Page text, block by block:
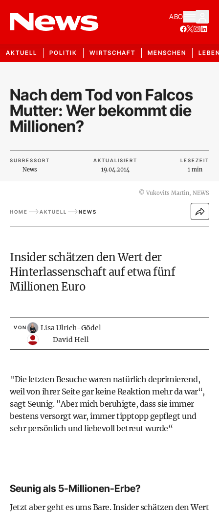
ABO
AKTUELL POLITIK WIRTSCHAFT MENSCHEN
Nach dem Tod von Falcos
Mutter: Wer bekommt die
Millionen?
SUBRESSORT
News
AKTUALISIERT
19.04.2014
LESEZEIT
1 min
© Vukovits Martin, NEWS
HOME AKTUELL NEWS
Insider schätzen den Wert der
Hinterlassenschaft auf etwa fünf
Millionen Euro
VON
Lisa Ulrich-Gödel
David Hell
"Die letzten Besuche waren natürlich deprimierend,
weil von ihrer Seite gar keine Reaktion mehr da war“,
sagt Seunig. "Aber mich beruhigte, dass sie immer
bestens versorgt war, immer tipptopp gepflegt und
sehr persönlich und liebevoll betreut wurde“
Seunig als 5-Millionen-Erbe?
Jetzt aber geht es ums Bare. Insider schätzen den Wert